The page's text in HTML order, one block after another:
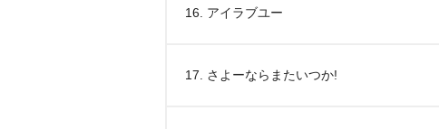
16. アイラブユー
17. さよーならまたいつか!